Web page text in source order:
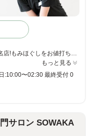
全国に600店舗以上展開している実力派の有名店!もみほぐしをお値打ち価格で☆60分3,980円(りらくるアプリ会員価格3,600円)
もっと見る
:10:00〜02:30 最終受付 0
サロン SOWAKA